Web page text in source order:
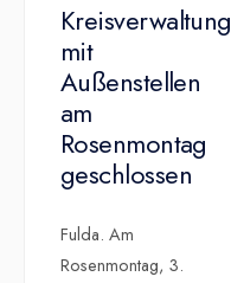
Kreisverwaltung
mit
Außenstellen
am
Rosenmontag
geschlossen
Fulda. Am
Rosenmontag, 3.